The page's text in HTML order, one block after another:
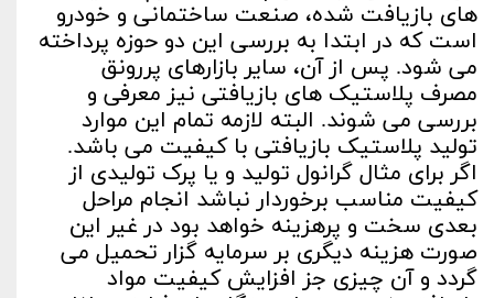
های بازیافت شده، صنعت ساختمانی و خودرو
است که در ابتدا به بررسی این دو حوزه پرداخته
می شود. پس از آن، سایر بازارهای پررونق
مصرف پلاستیک های بازیافتی نیز معرفی و
بررسی می شوند. البته لازمه تمام این موارد
تولید پلاستیک بازیافتی با کیفیت می باشد.
اگر برای مثال گرانول تولید و یا پرک تولیدی از
کیفیت مناسب برخوردار نباشد انجام مراحل
بعدی سخت و پرهزینه خواهد بود در غیر این
صورت هزینه دیگری بر سرمایه گزار تحمیل می
گردد و آن چیزی جز افزایش کیفیت مواد